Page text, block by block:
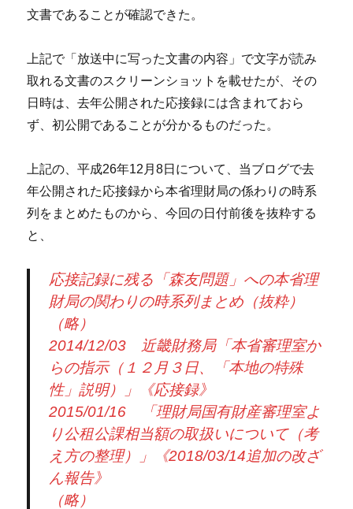
文書であることが確認できた。
上記で「放送中に写った文書の内容」で文字が読み
取れる文書のスクリーンショットを載せたが、その
日時は、去年公開された応接録には含まれておら
ず、初公開であることが分かるものだった。
上記の、平成26年12月8日について、当ブログで去
年公開された応接録から本省理財局の係わりの時系
列をまとめたものから、今回の日付前後を抜粋する
と、
応接記録に残る「森友問題」への本省理
財局の関わりの時系列まとめ（抜粋）
（略）
2014/12/03 近畿財務局「本省審理室か
らの指示（１２月３日、「本地の特殊
性」説明）」《応接録》
2015/01/16 「理財局国有財産審理室よ
り公租公課相当額の取扱いについて（考
え方の整理）」《2018/03/14追加の改ざ
ん報告》
（略）